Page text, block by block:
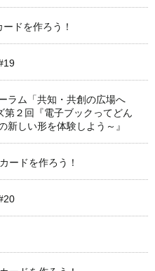
ドを作ろう！
ラム「共知・共創の広場へ
２回『電子ブックってどん
新しい形を体験しよう～』
ードを作ろう！